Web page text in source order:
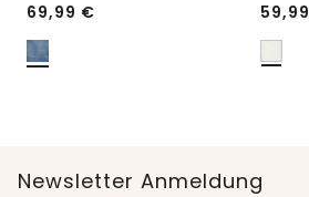
69,99 € 59,99
Newsletter Anmeldung